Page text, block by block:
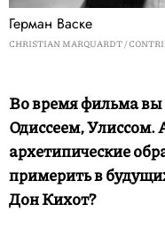
Герман Васке
CHRISTIAN MARQUARDT /
Во время фильма вы
Одиссеем, Улиссом.
архетипические
примерить в
Дон Кихот?